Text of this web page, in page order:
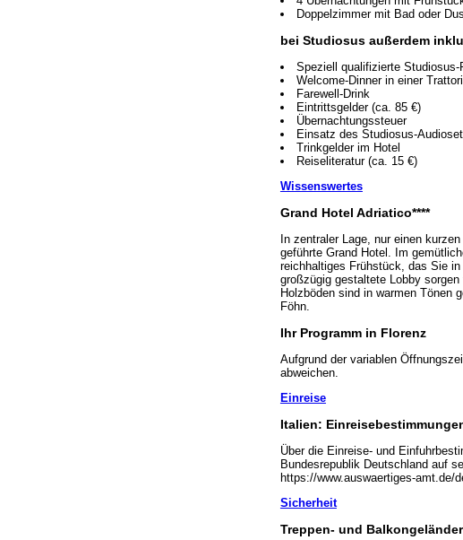
Doppelzimmer mit Bad oder
bei Studiosus außerdem
Speziell qualifizierte Studiosus-
Welcome-Dinner in einer
Farewell-Drink
Eintrittsgelder (ca. 85 €)
Übernachtungssteuer
Einsatz des Studiosus-
Trinkgelder im Hotel
Reiseliteratur (ca. 15 €)
Wissenswertes
Grand Hotel Adriatico****
In zentraler Lage, nur einen
geführte Grand Hotel. Im
reichhaltiges Frühstück, das Sie
großzügig gestaltete Lobby
Holzböden sind in warmen Tönen
Föhn.
Ihr Programm in Florenz
Aufgrund der variablen
abweichen.
Einreise
Italien:
Über die Einreise- und
Bundesrepublik Deutschland auf
https://www.auswaertiges-amt.de/
Sicherheit
Treppen- und Balkongeländer